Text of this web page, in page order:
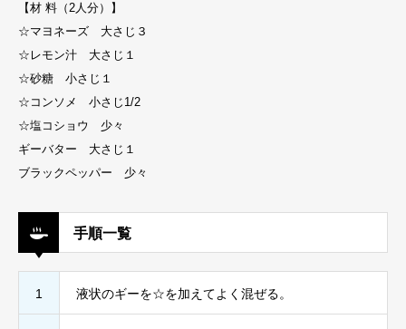
【材 料（2人分）】
☆マヨネーズ 大さじ３
☆レモン汁 大さじ１
☆砂糖 小さじ１
☆コンソメ 小さじ1/2
☆塩コショウ 少々
ギーバター 大さじ１
ブラックペッパー 少々
手順一覧
1 液状のギーを☆を加えてよく混ぜる。